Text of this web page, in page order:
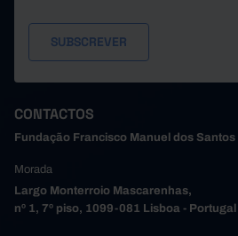
CONTACTOS
Fundação Francisco Manuel dos Santos
Morada
Largo Monterroio Mascarenhas,
nº 1, 7º piso, 1099-081 Lisboa - Portugal